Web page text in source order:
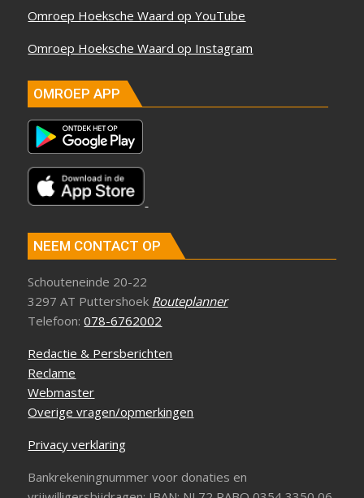
Omroep Hoeksche Waard op YouTube
Omroep Hoeksche Waard op Instagram
OMROEP APP
NEEM CONTACT OP
Schouteneinde 20-22
3297 AT Puttershoek Routeplanner
Telefoon:078-6762002
Redactie & Persberichten
Reclame
Webmaster
Overige vragen/opmerkingen
Privacy verklaring
Bankrekeningnummer voor donaties en